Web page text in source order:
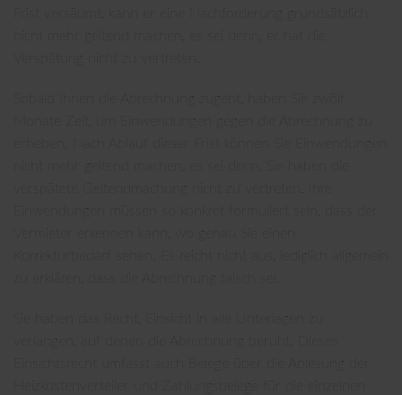
Frist versäumt, kann er eine Nachforderung grundsätzlich
nicht mehr geltend machen, es sei denn, er hat die
Verspätung nicht zu vertreten.
Sobald Ihnen die Abrechnung zugeht, haben Sie zwölf
Monate Zeit, um Einwendungen gegen die Abrechnung zu
erheben. Nach Ablauf dieser Frist können Sie Einwendungen
nicht mehr geltend machen, es sei denn, Sie haben die
verspätete Geltendmachung nicht zu vertreten. Ihre
Einwendungen müssen so konkret formuliert sein, dass der
Vermieter erkennen kann, wo genau Sie einen
Korrekturbedarf sehen. Es reicht nicht aus, lediglich allgemein
zu erklären, dass die Abrechnung falsch sei.
Sie haben das Recht, Einsicht in alle Unterlagen zu
verlangen, auf denen die Abrechnung beruht. Dieses
Einsichtsrecht umfasst auch Belege über die Ablesung der
Heizkostenverteiler und Zahlungsbelege für die einzelnen